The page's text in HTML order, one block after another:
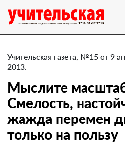
Учительская газета, №15 от 9
2013.
Мыслите
Смелость,
жажда перемен
только на пользу